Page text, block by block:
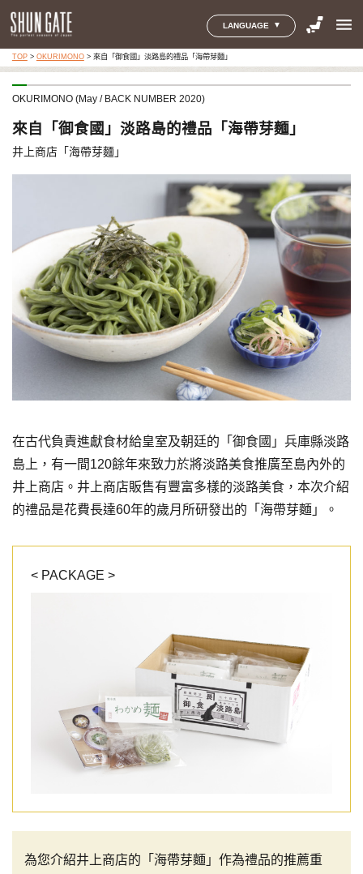
LANGUAGE menu
TOP> OKURIMONO> 來自「御食國」淡路島的禮品「海帶芽麵」
OKURIMONO (May / BACK NUMBER 2020)
來自「御食國」淡路島的禮品「海帶芽麵」
井上商店「海帶芽麵」
< PACKAGE >
在古代負責進獻食材給皇室及朝廷的「御食國」兵庫縣淡路
島上，有一間120餘年來致力於將淡路美食推廣至島內外的
井上商店。井上商店販售有豐富多樣的淡路美食，本次介紹
的禮品是花費長達60年的歲月所研發出的「海帶芽麵」。
為您介紹井上商店的「海帶芽麵」作為禮品的推薦重